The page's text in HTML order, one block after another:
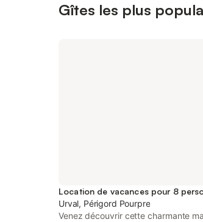
Gîtes les plus
Location de vacances pour 8
Urval, Périgord Pourpre
Venez découvrir cette charmante